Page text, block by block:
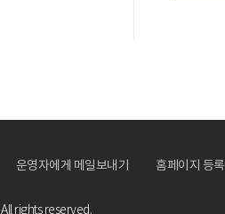
운영자에게 메일보내기 홈페이지 등록
All rights reserved.